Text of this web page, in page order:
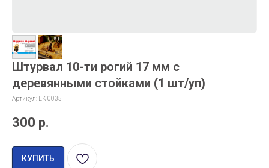
Штурвал 10-ти рогий 17 мм с
деревянными стойками (1 шт/уп)
Артикул: EK 0035
300 р.
КУПИТЬ